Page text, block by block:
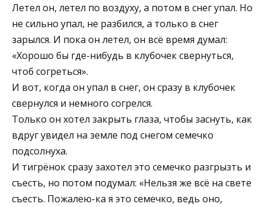
Летел он, летел по воздуху, а потом в снег упал. Но
не сильно упал, не разбился, а только в снег
зарылся. И пока он летел, он всё время думал:
«Хорошо бы где-нибудь в клубочек свернуться,
чтоб согреться».
И вот, когда он упал в снег, он сразу в клубочек
свернулся и немного согрелся.
Только он хотел закрыть глаза, чтобы заснуть, как
вдруг увидел на земле под снегом семечко
подсолнуха.
И тигрёнок сразу захотел это семечко разгрызть и
съесть, но потом подумал: «Нельзя же всё на свете
съесть. Пожалею-ка я это семечко, ведь оно,